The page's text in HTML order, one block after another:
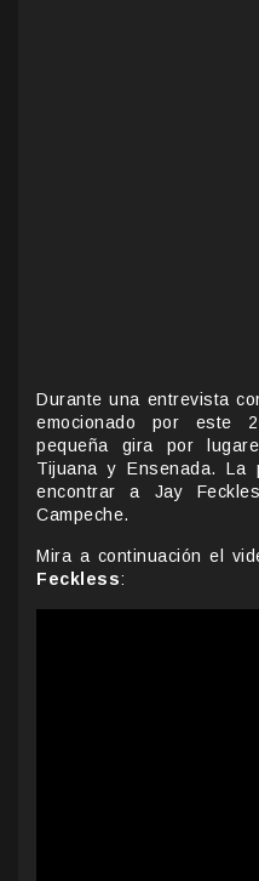
Durante una entrevista
emocionado por este
pequeña gira por
Tijuana y Ensenada. La
encontrar a Jay
Campeche.
Mira a continuación el
Feckless: